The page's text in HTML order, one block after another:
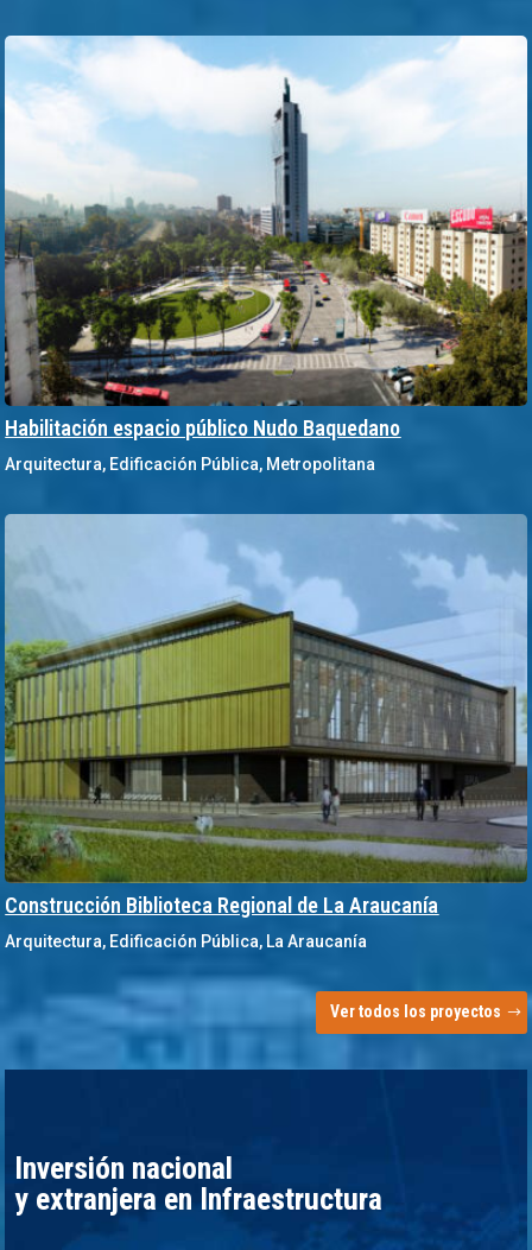
Habilitación espacio público Nudo Baquedano
Arquitectura, Edificación Pública, Metropolitana
Construcción Biblioteca Regional de La Araucanía
Arquitectura, Edificación Pública, La Araucanía
Ver todos los proyectos
Inversión nacional
y extranjera en Infraestructura